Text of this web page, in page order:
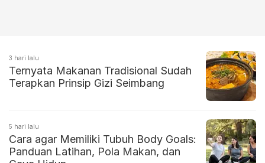
3 hari lalu
Ternyata Makanan Tradisional Sudah
Terapkan Prinsip Gizi Seimbang
5 hari lalu
Cara agar Memiliki Tubuh Body Goals:
Panduan Latihan, Pola Makan, dan